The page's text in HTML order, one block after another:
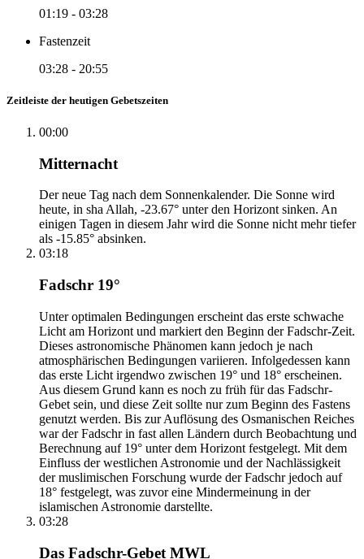
01:19 - 03:28
Fastenzeit
03:28 - 20:55
Zeitleiste der heutigen Gebetszeiten
00:00
Mitternacht
Der neue Tag nach dem Sonnenkalender. Die Sonne wird
heute, in sha Allah, -23.67° unter den Horizont sinken. An
einigen Tagen in diesem Jahr wird die Sonne nicht mehr tiefer
als -15.85° absinken.
03:18
Fadschr 19°
Unter optimalen Bedingungen erscheint das erste schwache
Licht am Horizont und markiert den Beginn der Fadschr-Zeit.
Dieses astronomische Phänomen kann jedoch je nach
atmosphärischen Bedingungen variieren. Infolgedessen kann
das erste Licht irgendwo zwischen 19° und 18° erscheinen.
Aus diesem Grund kann es noch zu früh für das Fadschr-
Gebet sein, und diese Zeit sollte nur zum Beginn des Fastens
genutzt werden. Bis zur Auflösung des Osmanischen Reiches
war der Fadschr in fast allen Ländern durch Beobachtung und
Berechnung auf 19° unter dem Horizont festgelegt. Mit dem
Einfluss der westlichen Astronomie und der Nachlässigkeit
der muslimischen Forschung wurde der Fadschr jedoch auf
18° festgelegt, was zuvor eine Mindermeinung in der
islamischen Astronomie darstellte.
03:28
Das Fadschr-Gebet MWL